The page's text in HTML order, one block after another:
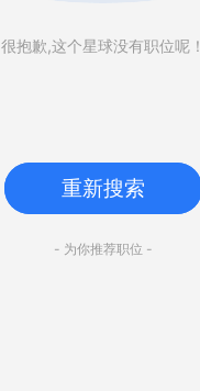
很抱歉,这个星球没有职位呢！
重新搜索
- 为你推荐职位 -